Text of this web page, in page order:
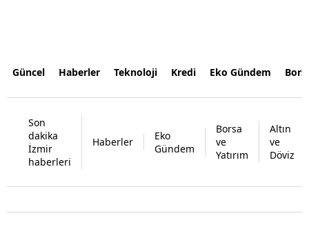
Güncel Haberler Teknoloji Kredi Eko Gündem
Son
dakika
İzmir
haberleri
Haberler
Eko
Gündem
Borsa
ve
Yatırım
Altın
ve
Döviz